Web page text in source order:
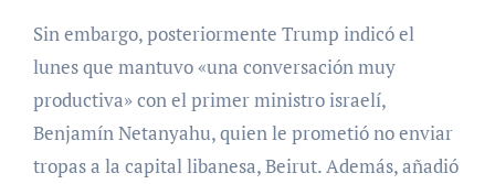
Sin embargo, posteriormente Trump indicó el
lunes que mantuvo «una conversación muy
productiva» con el primer ministro israelí,
Benjamín Netanyahu, quien le prometió no enviar
tropas a la capital libanesa, Beirut. Además, añadió